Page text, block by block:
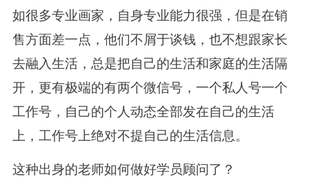
如很多专业画家，自身专业能力很强，但是在销
售方面差一点，他们不屑于谈钱，也不想跟家长
去融入生活，总是把自己的生活和家庭的生活隔
开，更有极端的有两个微信号，一个私人号一个
工作号，自己的个人动态全部发在自己的生活
上，工作号上绝对不提自己的生活信息。
这种出身的老师如何做好学员顾问了？